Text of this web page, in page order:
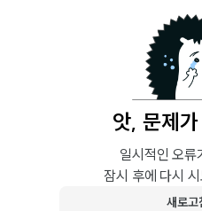
앗, 문제
일시적인 오류
잠시 후에 다시
새로고